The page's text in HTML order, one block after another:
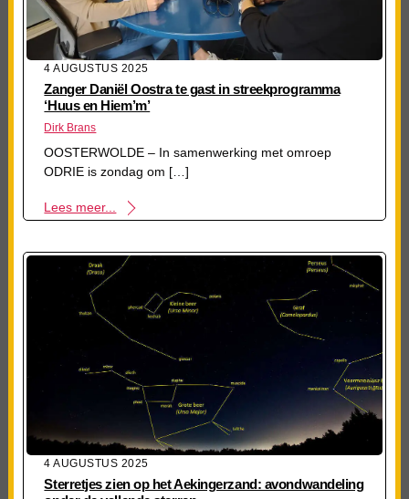
4 AUGUSTUS 2025
Zanger Daniël Oostra te gast in streekprogramma
‘Huus en Hiem’m’
Dirk Brans
OOSTERWOLDE – In samenwerking met omroep
ODRIE is zondag om […]
Lees meer...
4 AUGUSTUS 2025
Sterretjes zien op het Aekingerzand: avondwandeling